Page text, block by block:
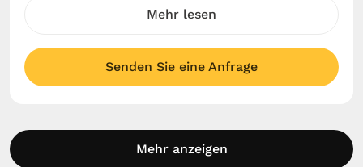
Mehr lesen
Senden Sie eine Anfrage
Mehr anzeigen